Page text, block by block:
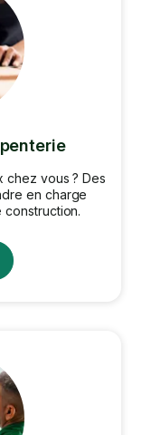
chez vous ? Des
en charge